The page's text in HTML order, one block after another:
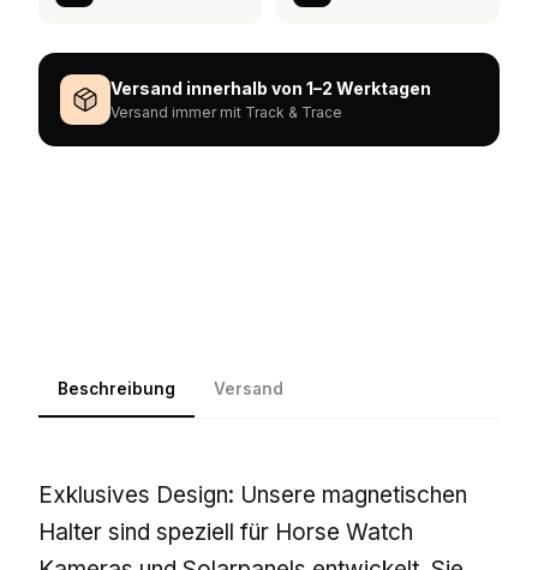
Versand innerhalb von 1–2 Werktagen
Versand immer mit Track & Trace
Beschreibung Versand
Exklusives Design: Unsere magnetischen
Halter sind speziell für Horse Watch